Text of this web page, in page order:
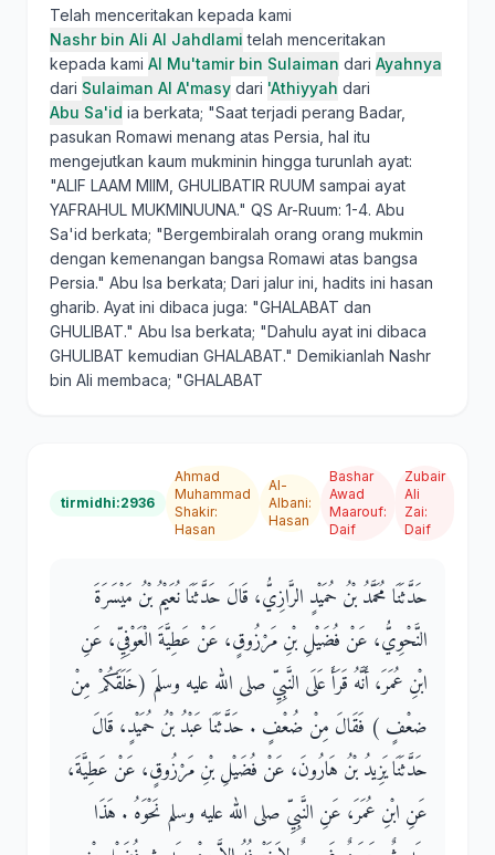
Telah menceritakan kepada kami
Nashr bin Ali Al Jahdlami telah menceritakan
kepada kami Al Mu'tamir bin Sulaiman dari Ayahnya
dari Sulaiman Al A'masy dari 'Athiyyah dari
Abu Sa'id ia berkata; "Saat terjadi perang Badar,
pasukan Romawi menang atas Persia, hal itu
mengejutkan kaum mukminin hingga turunlah ayat:
"ALIF LAAM MIIM, GHULIBATIR RUUM sampai ayat
YAFRAHUL MUKMINUUNA." QS Ar-Ruum: 1-4. Abu
Sa'id berkata; "Bergembiralah orang orang mukmin
dengan kemenangan bangsa Romawi atas bangsa
Persia." Abu Isa berkata; Dari jalur ini, hadits ini hasan
gharib. Ayat ini dibaca juga: "GHALABAT dan
GHULIBAT." Abu Isa berkata; "Dahulu ayat ini dibaca
GHULIBAT kemudian GHALABAT." Demikianlah Nashr
bin Ali membaca; "GHALABAT
tirmidhi:2936
Ahmad
Muhammad
Shakir:
Hasan
Al-
Albani:
Hasan
Bashar
Awad
Maarouf:
Daif
Zubair
Ali
Zai:
Daif
حَدَّثَنَا مُحَمَّدُ بْنُ حُمَيْدٍ الرَّازِيُّ، قَالَ حَدَّثَنَا نُعَيْمُ بْنُ مَيْسَرَةَ
النَّحْوِيُّ، عَنْ فُضَيْلِ بْنِ مَرْزُوقٍ، عَنْ عَطِيَّةَ الْعَوْفِيِّ، عَنِ
ابْنِ عُمَرَ، أَنَّهُ قَرَأَ عَلَى النَّبِيِّ صلى الله عليه وسلمَ ‏(‏خَلَقَكُمْ مِنْ
ضعْفٍ ‏)‏ فَقَالَ مِنْ ضُعْفٍ ‏.‏ حَدَّثَنَا عَبْدُ بْنُ حُمَيْدٍ، قَالَ
حَدَّثَنَا يَزِيدُ بْنُ هَارُونَ، عَنْ فُضَيْلِ بْنِ مَرْزُوقٍ، عَنْ عَطِيَّةَ،
عَنِ ابْنِ عُمَرَ، عَنِ النَّبِيِّ صلى الله عليه وسلم نَحْوَهُ ‏.‏ هَذَا